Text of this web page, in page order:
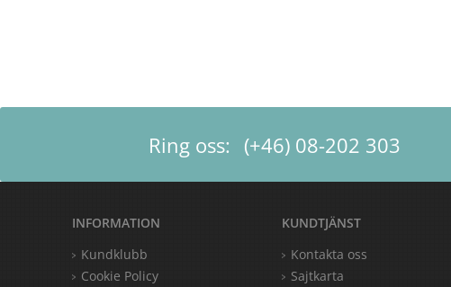
Ring oss: (+46) 08-202 303
KUNDTJÄNST
Kontakta oss
Sajtkarta
INFORMATION
Kundklubb
Cookie Policy